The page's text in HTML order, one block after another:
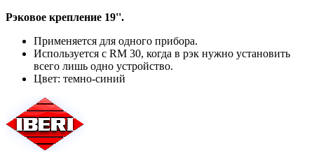
Рэковое крепление 19''.
Применяется для одного прибора.
Используется с RM 30, когда в рэк нужно установить
всего лишь одно устройство.
Цвет: темно-синий